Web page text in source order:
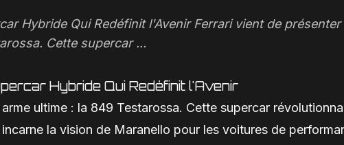
Hybride Qui Redéfinit l'Avenir Ferrari vient de présenter
Cette supercar ...
Hybride Qui Redéfinit l'Avenir
ultime : la 849 Testarossa. Cette supercar
la vision de Maranello pour les voitures de